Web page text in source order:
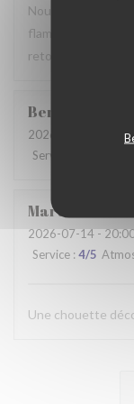
Nous avons
flamiche au
retourner lors d'un
Benjamin
2026-07-19
-
Service
Martine
2026-07-14-
Service : 4/5
Une chouette